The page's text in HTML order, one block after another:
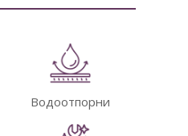
Водоотпорни